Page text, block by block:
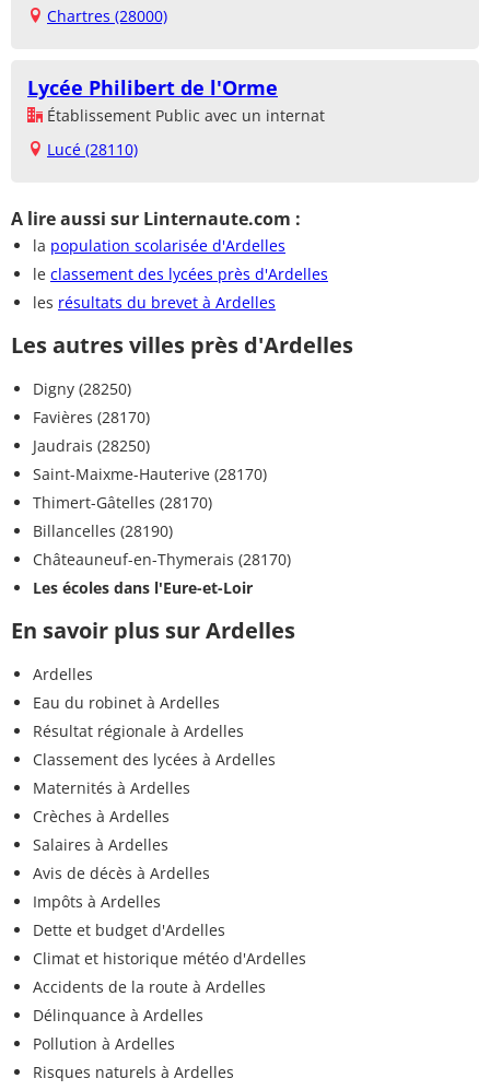
Chartres (28000)
Lycée Philibert de l'Orme
Établissement Public avec un internat
Lucé (28110)
A lire aussi sur Linternaute.com :
la population scolarisée d'Ardelles
le classement des lycées près d'Ardelles
les résultats du brevet à Ardelles
Les autres villes près d'Ardelles
Digny (28250)
Favières (28170)
Jaudrais (28250)
Saint-Maixme-Hauterive (28170)
Thimert-Gâtelles (28170)
Billancelles (28190)
Châteauneuf-en-Thymerais (28170)
Les écoles dans l'Eure-et-Loir
En savoir plus sur Ardelles
Ardelles
Eau du robinet à Ardelles
Résultat régionale à Ardelles
Classement des lycées à Ardelles
Maternités à Ardelles
Crèches à Ardelles
Salaires à Ardelles
Avis de décès à Ardelles
Impôts à Ardelles
Dette et budget d'Ardelles
Climat et historique météo d'Ardelles
Accidents de la route à Ardelles
Délinquance à Ardelles
Pollution à Ardelles
Risques naturels à Ardelles